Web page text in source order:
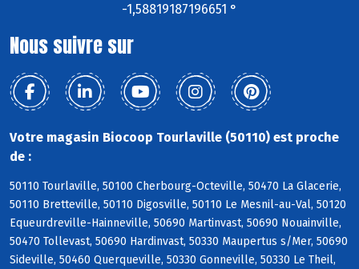
-1,58819187196651 °
Nous suivre sur
Votre magasin Biocoop Tourlaville (50110) est proche
de :
50110 Tourlaville, 50100 Cherbourg-Octeville, 50470 La Glacerie,
50110 Bretteville, 50110 Digosville, 50110 Le Mesnil-au-Val, 50120
Equeurdreville-Hainneville, 50690 Martinvast, 50690 Nouainville,
50470 Tollevast, 50690 Hardinvast, 50330 Maupertus s/Mer, 50690
Sideville, 50460 Querqueville, 50330 Gonneville, 50330 Le Theil,